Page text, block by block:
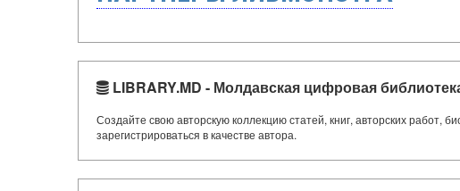
LIBRARY.MD - Молдавская цифровая
Создайте свою авторскую коллекцию статей, книг, авторских работ,
зарегистрироваться в качестве автора.